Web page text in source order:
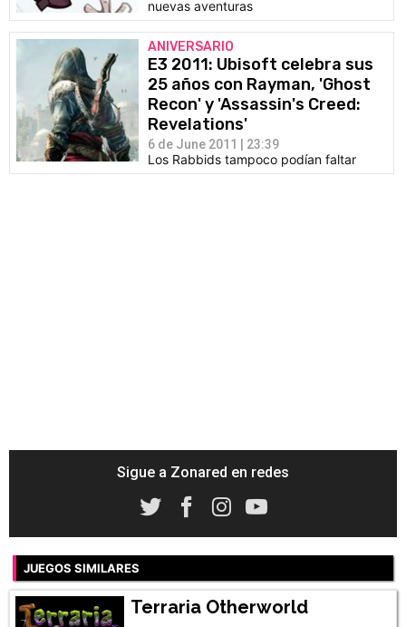
nuevas aventuras
ANIVERSARIO
E3 2011: Ubisoft celebra sus
25 años con Rayman, 'Ghost
Recon' y 'Assassin's Creed:
Revelations'
6 de June 2011 | 23:39
Los Rabbids tampoco podían faltar
Sigue a Zonared en redes
JUEGOS SIMILARES
Terraria Otherworld